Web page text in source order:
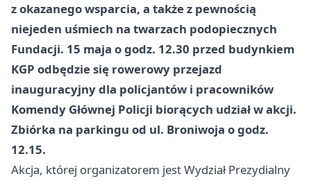
z okazanego wsparcia, a także z pewnością
niejeden uśmiech na twarzach podopiecznych
Fundacji. 15 maja o godz. 12.30 przed budynkiem
KGP odbędzie się rowerowy przejazd
inauguracyjny dla policjantów i pracowników
Komendy Głównej Policji biorących udział w akcji.
Zbiórka na parkingu od ul. Broniwoja o godz.
12.15.
Akcja, której organizatorem jest Wydział Prezydialny